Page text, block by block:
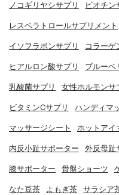
ノコギリヤシサプリ ビオチン
レスベラトロールサプリメント
イソフラボンサプリ コラーゲ
ヒアルロン酸サプリ ブルーベ
乳酸菌サプリ 女性ホルモンサ
ビタミンCサプリ ハンディマ
マッサージシート ホットアイ
内反小趾サポーター 外反母趾
膝サポーター 骨盤ショーツ
なた豆茶 よもぎ茶 サラシア